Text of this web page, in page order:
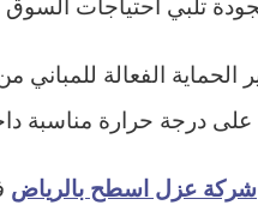
الحماية الفعالة
درجة حرارة مناسبة
شركة عزل اسطح بالرياض